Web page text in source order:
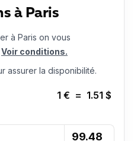
à Paris
à Paris on vous
Voir conditions.
assurer la disponibilité.
1 € = 1.51 $